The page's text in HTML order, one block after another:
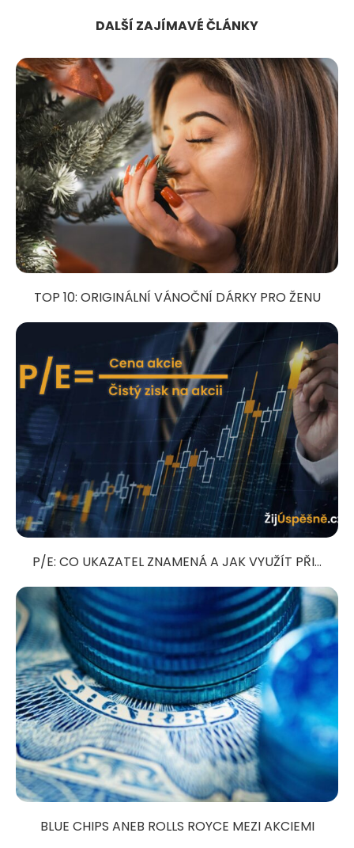
DALŠÍ ZAJÍMAVÉ ČLÁNKY
TOP 10: ORIGINÁLNÍ VÁNOČNÍ DÁRKY PRO ŽENU
P/E: CO UKAZATEL ZNAMENÁ A JAK VYUŽÍT PŘI...
BLUE CHIPS ANEB ROLLS ROYCE MEZI AKCIEMI